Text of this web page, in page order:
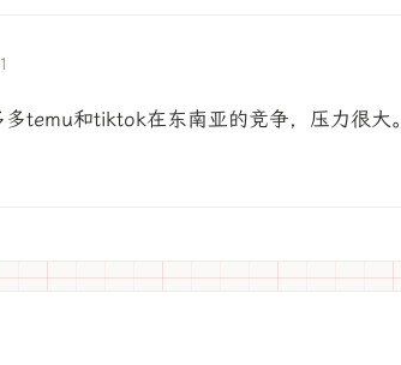
temu和tiktok在东南亚的竞争，压力很大。